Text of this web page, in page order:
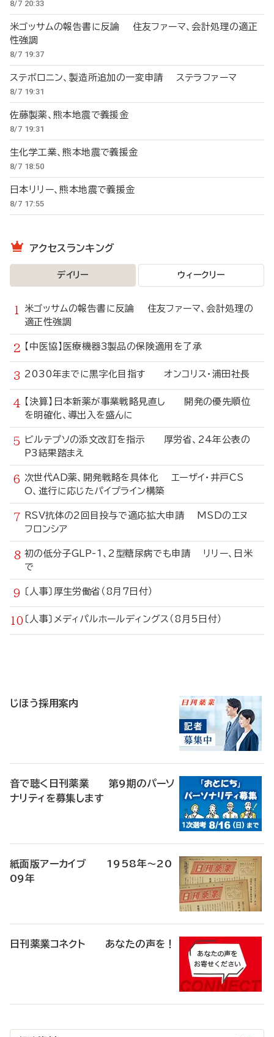
8/7 20:33
米ゴッサムの報告書に反論 住友ファーマ、会計処理の適正
性強調
8/7 19:37
ステボロニン、製造所追加の一変申請 ステラファーマ
8/7 19:31
佐藤製薬、熊本地震で義援金
8/7 19:31
生化学工業、熊本地震で義援金
8/7 18:50
日本リリー、熊本地震で義援金
8/7 17:55
アクセスランキング
デイリー ウィークリー
米ゴッサムの報告書に反論 住友ファーマ、会計処理の
適正性強調
【中医協】医療機器3製品の保険適用を了承
2030年までに黒字化目指す オンコリス・浦田社長
【決算】日本新薬が事業戦略見直し 開発の優先順位
を明確化、導出入を盛んに
ビルテプソの添文改訂を指示 厚労省、24年公表の
P3結果踏まえ
次世代AD薬、開発戦略を具体化 エーザイ・井戸CS
O、進行に応じたパイプライン構築
RSV抗体の2回目投与で適応拡大申請 MSDのエヌ
フロンシア
初の低分子GLP-1、2型糖尿病でも申請 リリー、日米
で
〔人事〕厚生労働省（8月7日付）
〔人事〕メディパルホールディングス（8月5日付）
じほう採用案内
音で聴く日刊薬業 第9期のパーソ
ナリティを募集します
紙面版アーカイブ 1958年～20
09年
日刊薬業コネクト あなたの声を！